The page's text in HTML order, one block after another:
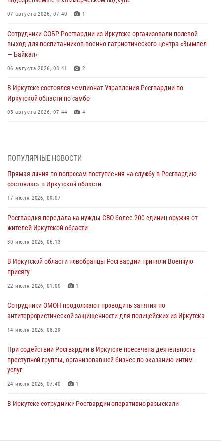
07 августа 2026, 07:40 1
Сотрудники СОБР Росгвардии из Иркутске организовали полевой
выход для воспитанников военно-патриотического центра «Вымпел
— Байкал»
06 августа 2026, 08:41 2
В Иркутске состоялся чемпионат Управления Росгвардии по
Иркутской области по самбо
05 августа 2026, 07:44 4
04 августа 2026, 07:14 3
Росгвардейцы потушили загоревшийся автомобиль в Иркутске
03 августа 2026, 04:55
Дню Воздушно-десантных войск в Иркутской области
03 августа 2026, 03:32
сердца к сердцу» (видео)
31 июля 2026, 04:37
пропавшую пожилую женщину в Иркутске
30 июля 2026, 07:37
ПОПУЛЯРНЫЕ НОВОСТИ
Прямая линия по вопросам поступления на службу в Росгвардию
состоялась в Иркутской области
17 июля 2026, 09:07
Росгвардия передала на нужды СВО более 200 единиц оружия от
жителей Иркутской области
30 июля 2026, 06:13
В Иркутской области новобранцы Росгвардии приняли Военную
присягу
22 июля 2026, 01:00 1
Сотрудники ОМОН продолжают проводить занятия по
антитеррористической защищенности для полицейских из Иркутска
14 июля 2026, 08:29
При содействии Росгвардии в Иркутске пресечена деятельность
преступной группы, организовавшей бизнес по оказанию интим-
услуг
24 июля 2026, 07:40 1
В Иркутске сотрудники Росгвардии оперативно разыскали